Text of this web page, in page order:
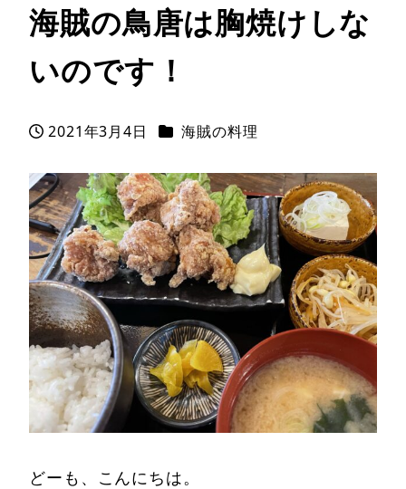
海賊の鳥唐は胸焼けしな
いのです！
投稿日
2021年3月4日 カテゴリー
海賊の料理
どーも、こんにちは。